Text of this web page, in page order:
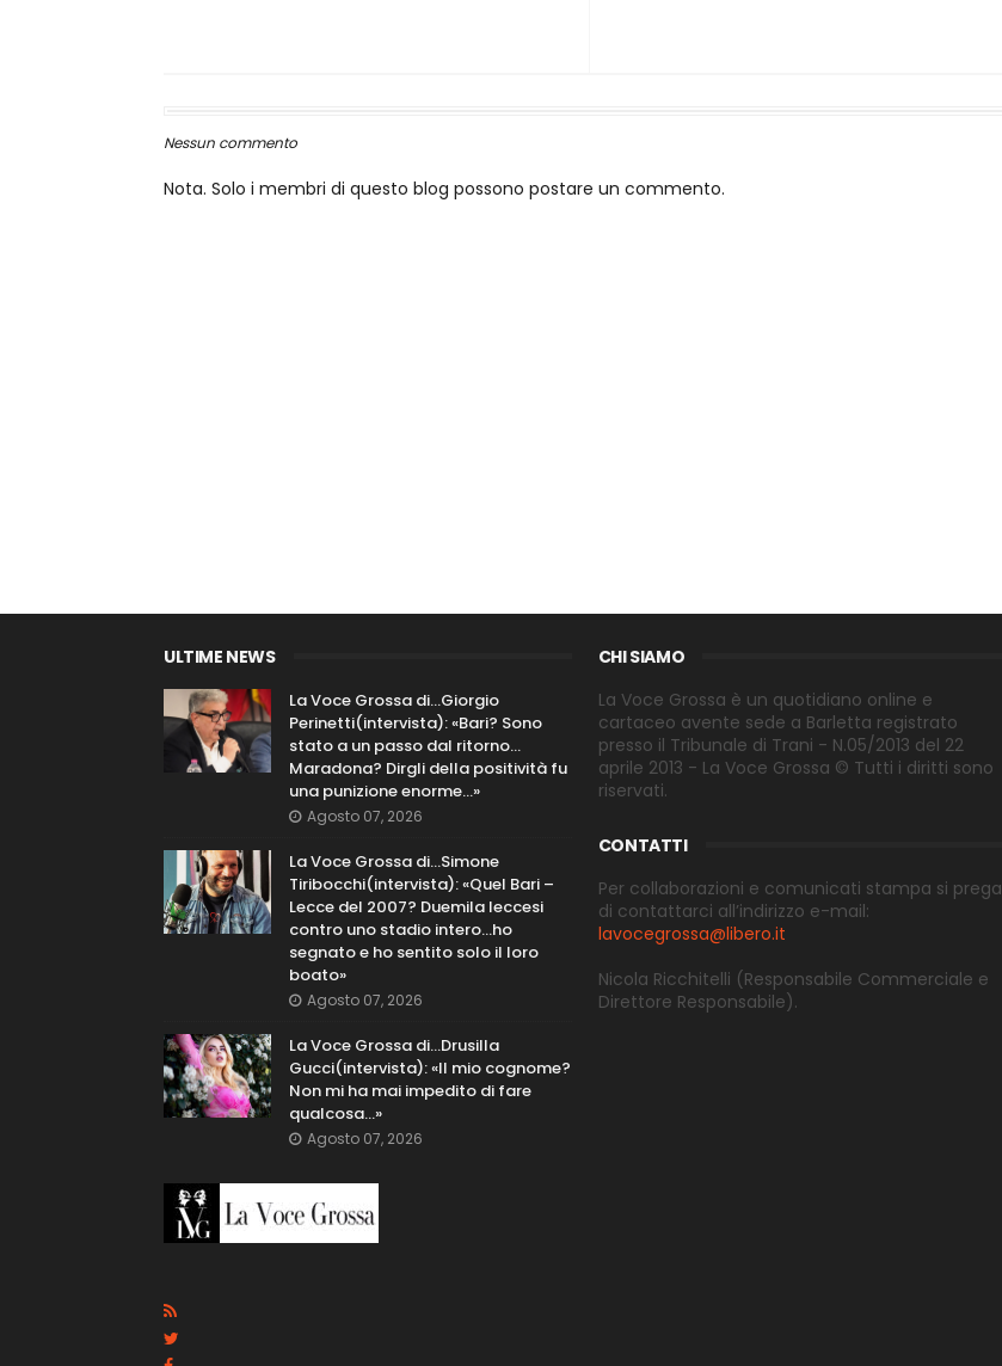
Nessun commento
Nota. Solo i membri di questo blog possono postare un commento.
ULTIME NEWS
La Voce Grossa di…Giorgio
Perinetti(intervista): «Bari? Sono
stato a un passo dal ritorno...
Maradona? Dirgli della positività fu
una punizione enorme…»
Agosto 07, 2026
La Voce Grossa di…Simone
Tiribocchi(intervista): «Quel Bari –
Lecce del 2007? Duemila leccesi
contro uno stadio intero...ho
segnato e ho sentito solo il loro
boato»
Agosto 07, 2026
La Voce Grossa di…Drusilla
Gucci(intervista): «Il mio cognome?
Non mi ha mai impedito di fare
qualcosa…»
Agosto 07, 2026
CHI SIAMO
La Voce Grossa è un quotidiano online e
cartaceo avente sede a Barletta registrato
presso il Tribunale di Trani - N.05/2013 del 22
aprile 2013 - La Voce Grossa © Tutti i diritti sono
riservati.
CONTATTI
Per collaborazioni e comunicati stampa si prega
di contattarci all’indirizzo e-mail:
lavocegrossa@libero.it
Nicola Ricchitelli (Responsabile Commerciale e
Direttore Responsabile).